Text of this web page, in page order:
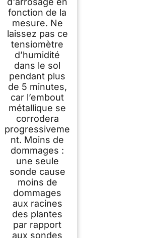
fonction de la
mesure. Ne
laissez pas ce
tensiomètre
d’humidité
dans le sol
pendant plus
de 5 minutes,
car l’embout
métallique se
corrodera
progressiveme
nt. Moins de
dommages :
une seule
sonde cause
moins de
dommages
aux racines
des plantes
par rapport
aux sondes